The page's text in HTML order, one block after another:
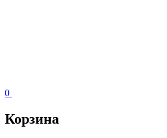
0
Корзина